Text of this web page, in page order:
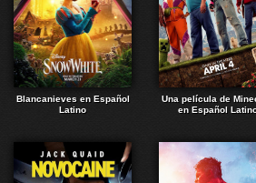
Blancanieves en Español
Latino
Una película de
en Español